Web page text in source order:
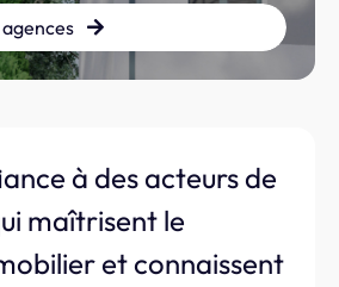
à des acteurs de
maîtrisent le
et connaissent